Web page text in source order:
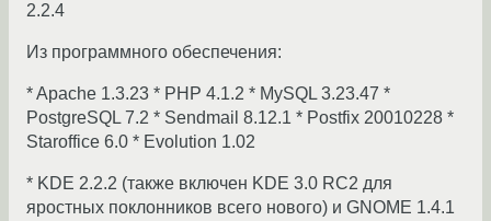
2.2.4
Из программного обеспечения:
* Apache 1.3.23 * PHP 4.1.2 * MySQL 3.23.47 *
PostgreSQL 7.2 * Sendmail 8.12.1 * Postfix 20010228 *
Staroffice 6.0 * Evolution 1.02
* KDE 2.2.2 (также включен KDE 3.0 RC2 для
яростных поклонников всего нового) и GNOME 1.4.1